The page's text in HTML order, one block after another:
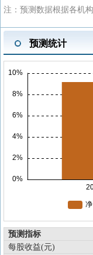
注：预测数据根据各机
预测统计
预测指标
每股收益(元)